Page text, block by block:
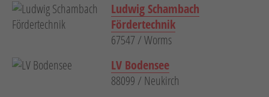
Ludwig Schambach
Fördertechnik
67547 / Worms
LV Bodensee
88099 / Neukirch